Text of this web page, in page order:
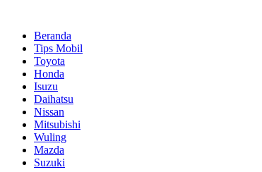
Beranda
Tips Mobil
Toyota
Honda
Isuzu
Daihatsu
Nissan
Mitsubishi
Wuling
Mazda
Suzuki